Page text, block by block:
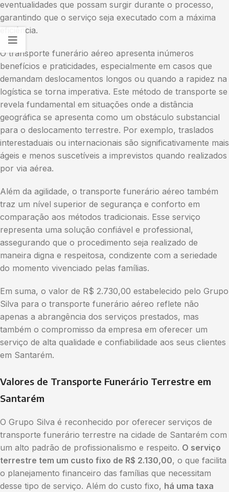
eventualidades que possam surgir durante o processo,
garantindo que o serviço seja executado com a máxima
eficiência.
O transporte funerário aéreo apresenta inúmeros
benefícios e praticidades, especialmente em casos que
demandam deslocamentos longos ou quando a rapidez na
logística se torna imperativa. Este método de transporte se
revela fundamental em situações onde a distância
geográfica se apresenta como um obstáculo substancial
para o deslocamento terrestre. Por exemplo, traslados
interestaduais ou internacionais são significativamente mais
ágeis e menos suscetíveis a imprevistos quando realizados
por via aérea.
Além da agilidade, o transporte funerário aéreo também
traz um nível superior de segurança e conforto em
comparação aos métodos tradicionais. Esse serviço
representa uma solução confiável e professional,
assegurando que o procedimento seja realizado de
maneira digna e respeitosa, condizente com a seriedade
do momento vivenciado pelas famílias.
Em suma, o valor de R$ 2.730,00 estabelecido pelo Grupo
Silva para o transporte funerário aéreo reflete não
apenas a abrangência dos serviços prestados, mas
também o compromisso da empresa em oferecer um
serviço de alta qualidade e confiabilidade aos seus clientes
em Santarém.
Valores de Transporte Funerário Terrestre em
Santarém
O Grupo Silva é reconhecido por oferecer serviços de
transporte funerário terrestre na cidade de Santarém com
um alto padrão de profissionalismo e respeito. O serviço
terrestre tem um custo fixo de R$ 2.130,00, o que facilita
o planejamento financeiro das famílias que necessitam
desse tipo de serviço. Além do custo fixo, há uma taxa